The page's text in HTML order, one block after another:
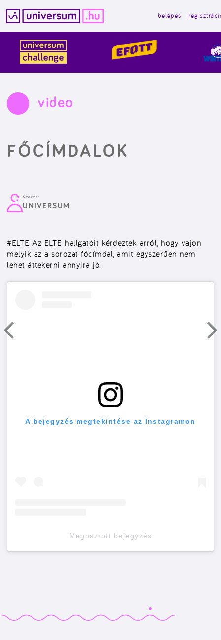
tartalomba
belépés
video
FŐCÍMDALOK
Szerző:
UNIVERSUM
#ELTE Az ELTE hallgatóit kérdeztek arról, hogy vajon
melyik az a sorozat főcímdal, amit egyszerűen nem
lehet áttekerni annyira jó.
A bejegyzés megtekintése az Instagramon
Megosztott bejegyzés